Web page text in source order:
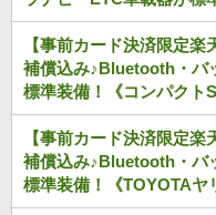
【事前カード決済限定
補償込み♪Bluetooth・バ
標準装備！《コンパクト
【事前カード決済限定
補償込み♪Bluetooth・バ
標準装備！《TOYOTAヤ